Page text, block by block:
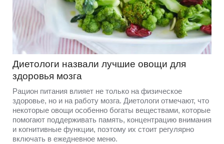
Диетологи назвали лучшие овощи для
здоровья мозга
Рацион питания влияет не только на физическое
здоровье, но и на работу мозга. Диетологи отмечают, что
некоторые овощи особенно богаты веществами, которые
помогают поддерживать память, концентрацию внимания
и когнитивные функции, поэтому их стоит регулярно
включать в ежедневное меню.